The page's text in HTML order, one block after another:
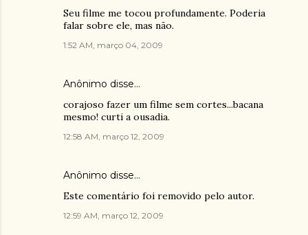
Seu filme me tocou profundamente. Poderia
falar sobre ele, mas não.
1:52 AM, março 04, 2009
Anônimo disse…
corajoso fazer um filme sem cortes...bacana
mesmo! curti a ousadia.
12:58 AM, março 12, 2009
Anônimo disse…
Este comentário foi removido pelo autor.
12:59 AM, março 12, 2009